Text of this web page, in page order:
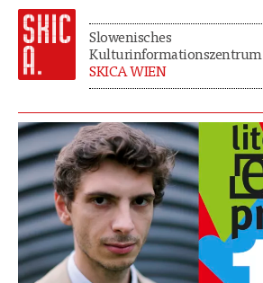
Slowenisches
Kulturinformationszentrum
SKICA WIEN